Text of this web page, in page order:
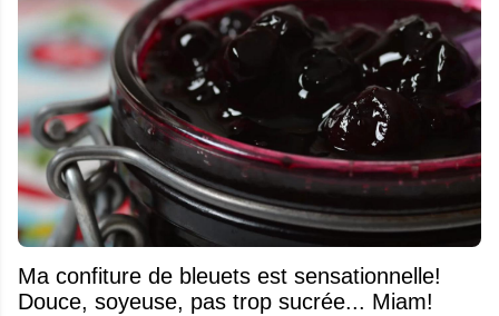
Ma confiture de bleuets est sensationnelle!
Douce, soyeuse, pas trop sucrée... Miam!